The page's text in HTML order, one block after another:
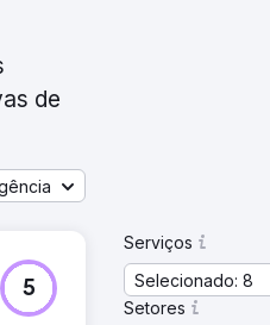
de
5
Serviços
Selecionado: 8
Setores